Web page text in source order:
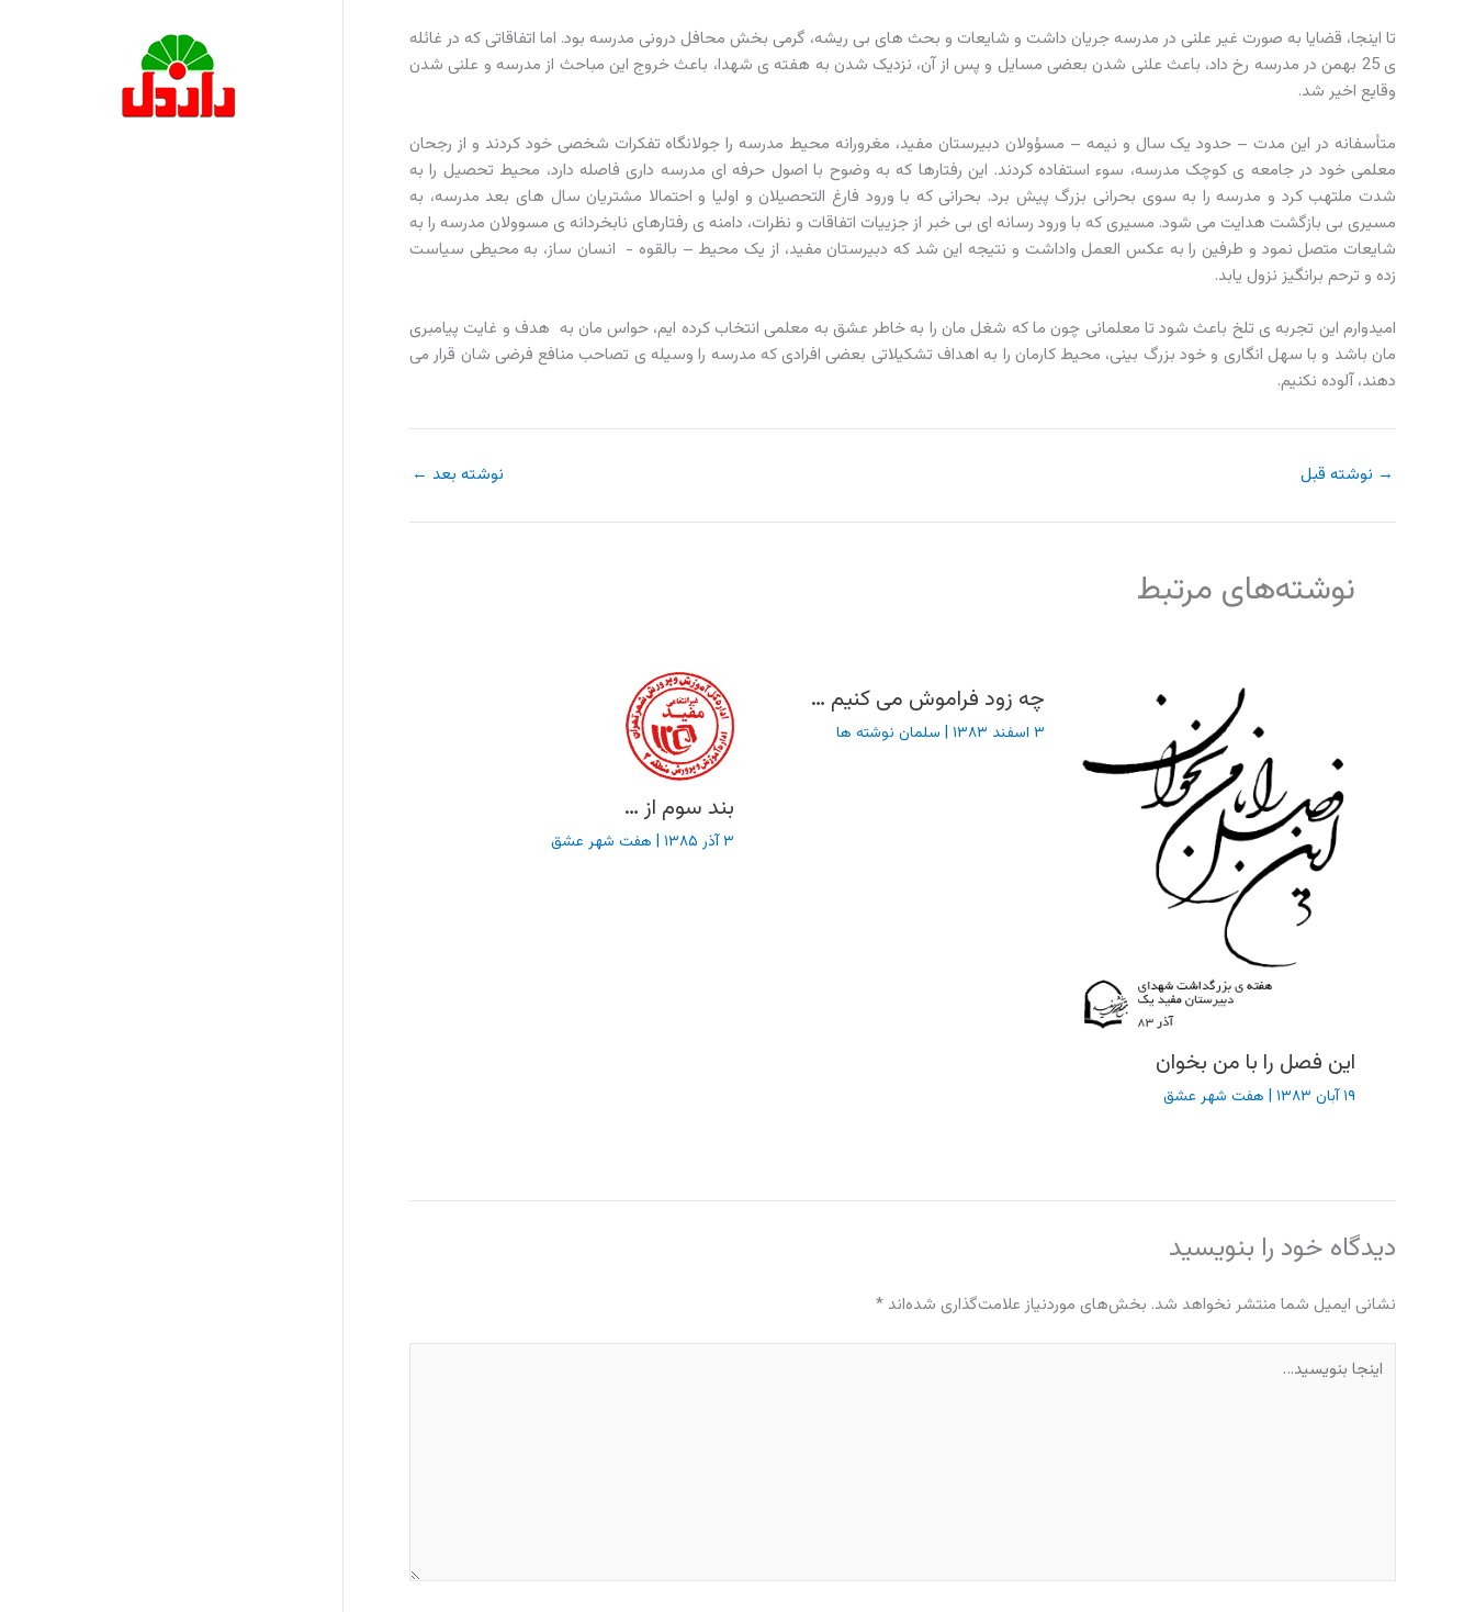
تا اینجا، قضایا به صورت غیر علنی در مدرسه جریان داشت و شایعات و بحث های بی ریشه، گرمی بخش محافل درونی مدرسه بود. اما اتفاقاتی که در غائله
ی 25 بهمن در مدرسه رخ داد، باعث علنی شدن بعضی مسایل و پس از آن، نزدیک شدن به هفته ی شهدا، باعث خروج این مباحث از مدرسه و علنی شدن
وقایع اخیر شد.
متأسفانه در این مدت – حدود یک سال و نیمه – مسؤولان دبیرستان مفید، مغرورانه محیط مدرسه را جولانگاه تفکرات شخصی خود کردند و از رجحان
معلمی خود در جامعه ی کوچک مدرسه، سوء استفاده کردند. این رفتارها که به وضوح با اصول حرفه ای مدرسه داری فاصله دارد، محیط تحصیل را به
شدت ملتهب کرد و مدرسه را به سوی بحرانی بزرگ پیش برد. بحرانی که با ورود فارغ التحصیلان و اولیا و احتمالا مشتریان سال های بعد مدرسه، به
مسیری بی بازگشت هدایت می شود. مسیری که با ورود رسانه ای بی خبر از جزییات اتفاقات و نظرات، دامنه ی رفتارهای نابخردانه ی مسوولان مدرسه را به
شایعات متصل نمود و طرفین را به عکس العمل واداشت و نتیجه این شد که دبیرستان مفید، از یک محیط – بالقوه - انسان ساز، به محیطی سیاست
زده و ترحم برانگیز نزول یابد.
امیدوارم این تجربه ی تلخ باعث شود تا معلمانی چون ما که شغل مان را به خاطر عشق به معلمی انتخاب کرده ایم، حواس مان به هدف و غایت پیامبری
مان باشد و با سهل انگاری و خود بزرگ بینی، محیط کارمان را به اهداف تشکیلاتی بعضی افرادی که مدرسه را وسیله ی تصاحب منافع فرضی شان قرار می
دهند، آلوده نکنیم.
→ نوشته قبل نوشته بعد ←
نوشته‌های مرتبط
این فصل را با من بخوان
۱۹ آبان ۱۳۸۳ | هفت شهر عشق
چه زود فراموش می کنیم …
۳ اسفند ۱۳۸۳ | سلمان نوشته ها
بند سوم از …
۳ آذر ۱۳۸۵ | هفت شهر عشق
دیدگاه‌ خود را بنویسید
نشانی ایمیل شما منتشر نخواهد شد. بخش‌های موردنیاز علامت‌گذاری شده‌اند *
بنویسید…